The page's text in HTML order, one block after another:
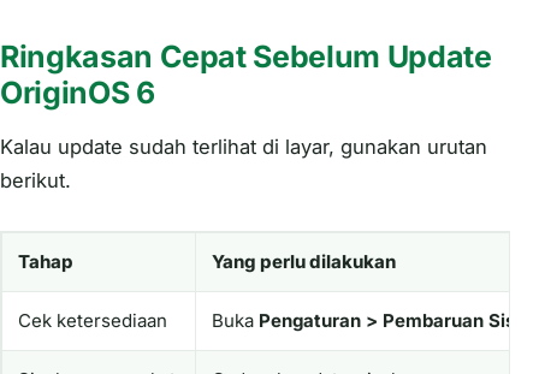
Ringkasan Cepat Sebelum Update
OriginOS 6
Kalau update sudah terlihat di layar, gunakan urutan
berikut.
Tahap Yang perlu dilakukan
Cek ketersediaan Buka Pengaturan > Pembaruan